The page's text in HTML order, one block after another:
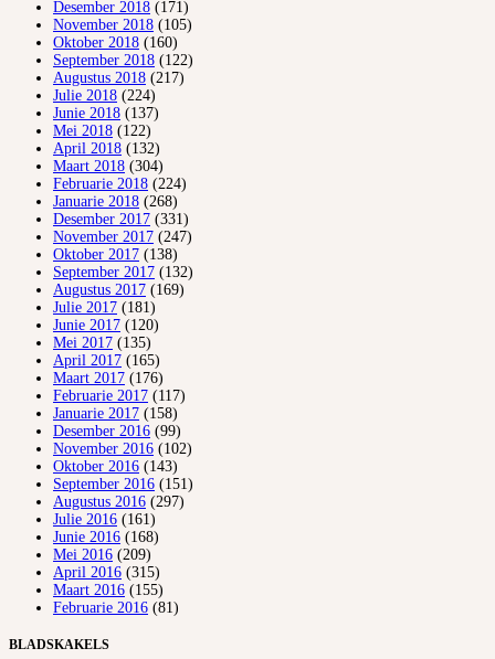
Desember 2018 (171)
November 2018 (105)
Oktober 2018 (160)
September 2018 (122)
Augustus 2018 (217)
Julie 2018 (224)
Junie 2018 (137)
Mei 2018 (122)
April 2018 (132)
Maart 2018 (304)
Februarie 2018 (224)
Januarie 2018 (268)
Desember 2017 (331)
November 2017 (247)
Oktober 2017 (138)
September 2017 (132)
Augustus 2017 (169)
Julie 2017 (181)
Junie 2017 (120)
Mei 2017 (135)
April 2017 (165)
Maart 2017 (176)
Februarie 2017 (117)
Januarie 2017 (158)
Desember 2016 (99)
November 2016 (102)
Oktober 2016 (143)
September 2016 (151)
Augustus 2016 (297)
Julie 2016 (161)
Junie 2016 (168)
Mei 2016 (209)
April 2016 (315)
Maart 2016 (155)
Februarie 2016 (81)
BLADSKAKELS